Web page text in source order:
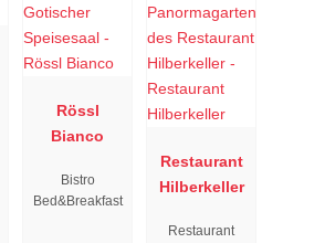
Rössl
Bianco
Bistro
Bed&Breakfast
Restaurant
Hilberkeller
Restaurant